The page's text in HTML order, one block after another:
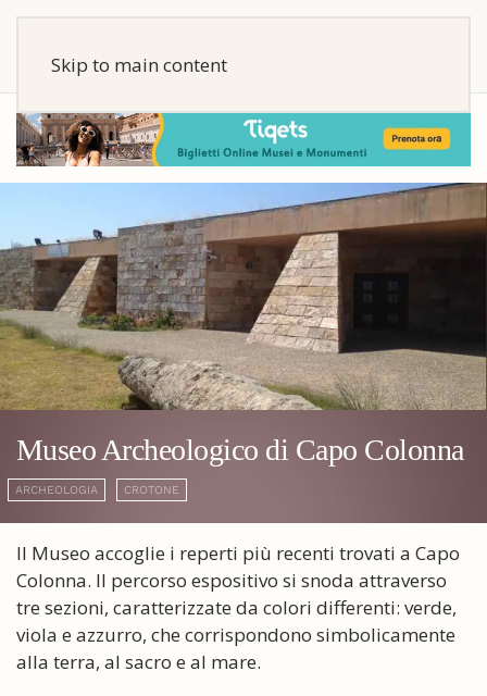
Skip to main content
Museo Archeologico di Capo Colonna
ARCHEOLOGIA CROTONE
Il Museo accoglie i reperti più recenti trovati a Capo
Colonna. Il percorso espositivo si snoda attraverso
tre sezioni, caratterizzate da colori differenti: verde,
viola e azzurro, che corrispondono simbolicamente
alla terra, al sacro e al mare.